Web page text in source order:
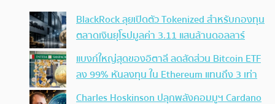
BlackRock ลุยเปิดตัว Tokenized สำหรับกองทุน
ตลาดเงินยุโรปมูลค่า 3.11 แสนล้านดอลลาร์
แบงก์ใหญ่สุดของอิตาลี ลดสัดส่วน Bitcoin ETF
ลง 99% หันลงทุน ใน Ethereum แทนถึง 3 เท่า
Charles Hoskinson ปลุกพลังคอมมูฯ Cardano